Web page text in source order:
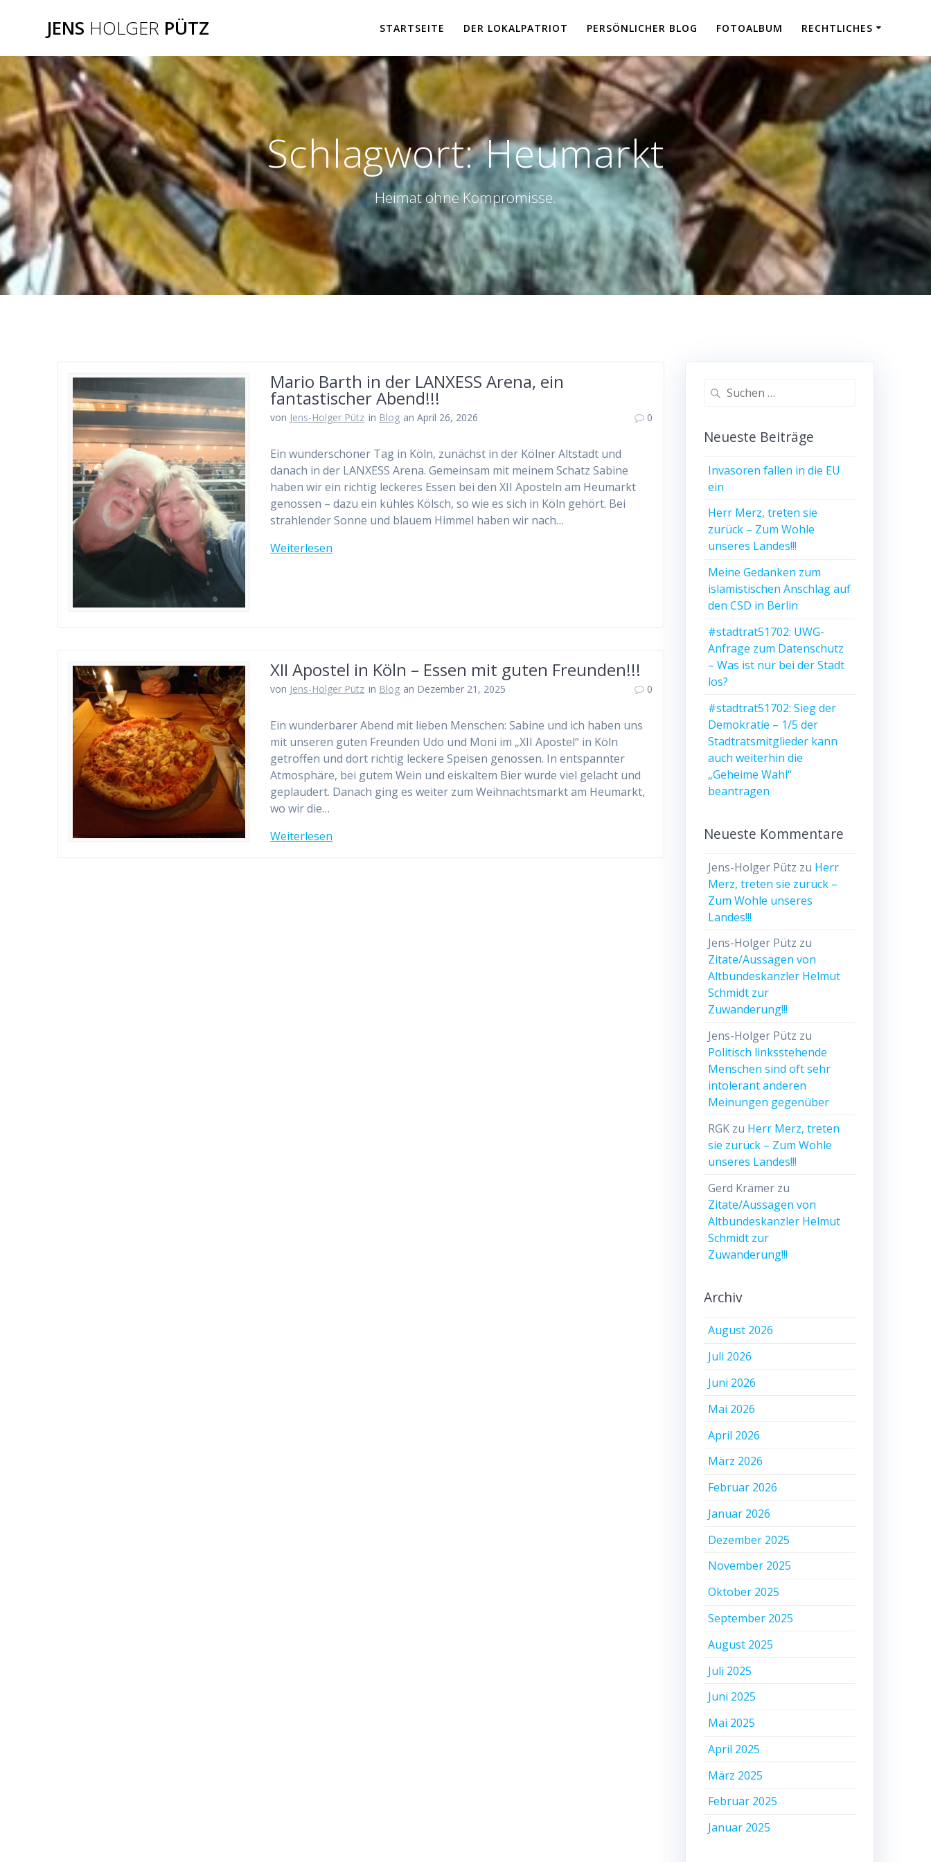
springen
JENS HOLGER PÜTZ STARTSEITE DER LOKALPATRIOT PERSÖNLICHER BLOG FOTOALBUM RECHTLICHES
Schlagwort:Heumarkt
Heimat ohne Kompromisse.
Mario Barth in der LANXESS Arena, ein
fantastischer Abend!!!
von Jens-Holger Pütz in Blog an April 26, 2026 0
Ein wunderschöner Tag in Köln, zunächst in der Kölner Altstadt und
danach in der LANXESS Arena. Gemeinsam mit meinem Schatz Sabine
haben wir ein richtig leckeres Essen bei den XII Aposteln am Heumarkt
genossen – dazu ein kühles Kölsch, so wie es sich in Köln gehört. Bei
strahlender Sonne und blauem Himmel haben wir nach…
Weiterlesen
XII Apostel in Köln – Essen mit guten Freunden!!!
von Jens-Holger Pütz in Blog an Dezember 21, 2025 0
Ein wunderbarer Abend mit lieben Menschen: Sabine und ich haben uns
mit unseren guten Freunden Udo und Moni im „XII Apostel“ in Köln
getroffen und dort richtig leckere Speisen genossen. In entspannter
Atmosphäre, bei gutem Wein und eiskaltem Bier wurde viel gelacht und
geplaudert. Danach ging es weiter zum Weihnachtsmarkt am Heumarkt,
wo wir die…
Weiterlesen
Suchen
Neueste Beiträge
Invasoren fallen in die EU
ein
Herr Merz, treten sie
zurück – Zum Wohle
unseres Landes!!!
Meine Gedanken zum
islamistischen Anschlag auf
den CSD in Berlin
#stadtrat51702: UWG-
Anfrage zum Datenschutz
– Was ist nur bei der Stadt
los?
#stadtrat51702: Sieg der
Demokratie – 1/5 der
Stadtratsmitglieder kann
auch weiterhin die
„Geheime Wahl“
beantragen
Neueste Kommentare
Jens-Holger Pütz zu Herr
Merz, treten sie zurück –
Zum Wohle unseres
Landes!!!
Jens-Holger Pütz zu
Zitate/Aussagen von
Altbundeskanzler Helmut
Schmidt zur
Zuwanderung!!!
Jens-Holger Pütz zu
Politisch linksstehende
Menschen sind oft sehr
intolerant anderen
Meinungen gegenüber
RGK zu Herr Merz, treten
sie zurück – Zum Wohle
unseres Landes!!!
Gerd Krämer zu
Zitate/Aussagen von
Altbundeskanzler Helmut
Schmidt zur
Zuwanderung!!!
Archiv
August 2026
Juli 2026
Juni 2026
Mai 2026
April 2026
März 2026
Februar 2026
Januar 2026
Dezember 2025
November 2025
Oktober 2025
September 2025
August 2025
Juli 2025
Juni 2025
Mai 2025
April 2025
März 2025
Februar 2025
Januar 2025